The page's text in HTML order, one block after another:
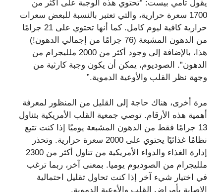
يقول تامي بيست: “تحتوي هذه الوجبة على أكثر من
1700 سعرة حرارية، والتي تعتبر بالنسبة للبعض سعرات
حرارية كافية ليوم كامل. كما أنها تحتوي على 21 جرامًا
من الدهون المشبعة (76 جرامًا من إجمالي الدهون!)
هذا، بالإضافة إلى وجود أكثر من 2000 ملليجرام من
الدهون”. الصوديوم، يمكن أن يكون وجبة كارثية من
وجهة نظر القلب والأوعية الدموية.”
مرة أخرى، هناك حاجة إلى القليل من المنظور لمعرفة
أهمية هذه الأرقام. توصي جمعية القلب الأمريكية بتناول
13 جرامًا فقط من الدهون المشبعة يوميًا إذا كنت تتبع
نظامًا غذائيًا يحتوي على 2000 سعرة حرارية. وتحذر
إدارة الغذاء والدواء الأمريكية من تناول أكثر من 2300
ملليجرام من الصوديوم يوميا. بمعنى آخر، ربما ترغب
في اختيار شيء آخر إذا كنت تحاول تقليل احتمالية
الإصابة بأمراض القلب والأوعية الدموية.